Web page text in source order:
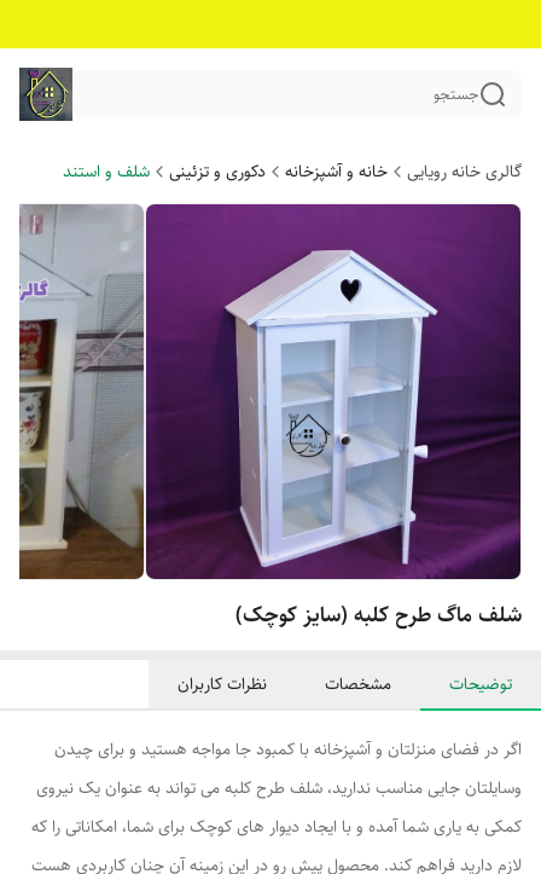
جستجو
گالری خانه رویایی خانه و آشپزخانه دکوری و تزئینی شلف و استند
شلف ماگ طرح کلبه (سایز کوچک)
توضیحات مشخصات نظرات کاربران
اگر در فضای منزلتان و آشپزخانه با کمبود جا مواجه هستید و برای چیدن
وسایلتان جایی مناسب ندارید، شلف طرح کلبه می تواند به عنوان یک نیروی
کمکی به یاری شما آمده و با ایجاد دیوار های کوچک برای شما، امکاناتی را که
لازم دارید فراهم کند. محصول پیش رو در این زمینه آن چنان کاربردی هست